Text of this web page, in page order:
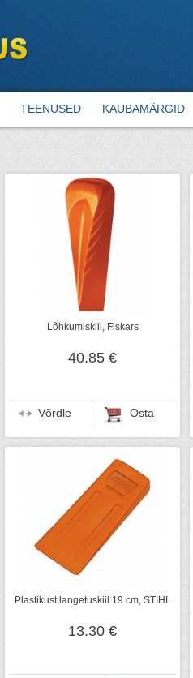
TEENUSED KAUBAMÄRGID
Lõhkumiskiil, Fiskars
40.85 €
Võrdle Osta
Plastikust langetuskiil 19 cm, STIHL
13.30 €